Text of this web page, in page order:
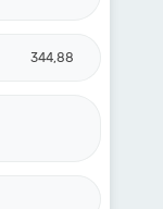
344,88